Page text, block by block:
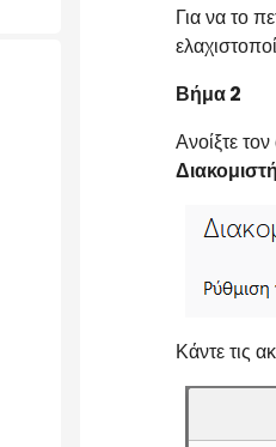
Για να το
Βήμα 2
Ανοίξτε
Κάντε τις